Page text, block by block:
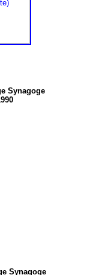
Synagoge
Synagoge